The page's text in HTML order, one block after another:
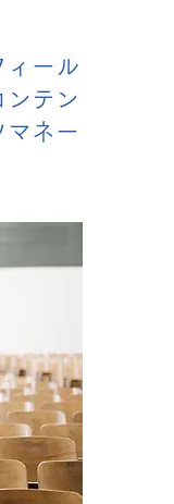
ィール
ンテン
マネー